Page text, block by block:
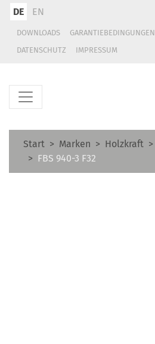
DE EN
DOWNLOADS GARANTIEBEDINGUNGEN
DATENSCHUTZ
IMPRESSUM
Start Marken Holzkraft
FBS 940-3 F32